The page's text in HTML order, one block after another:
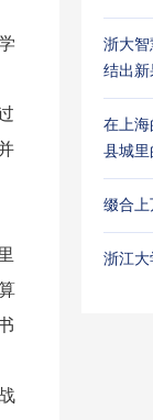
浙大智
结出新
在上海
县城里
缀合上
浙江大